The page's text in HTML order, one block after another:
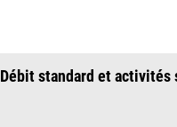
Débit standard et activités